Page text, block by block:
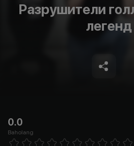
Разрушители
легенд
0.0
Baholang